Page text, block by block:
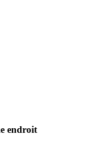
endroit